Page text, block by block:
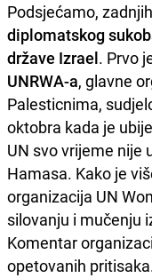
Podsjećamo,
diplomatskog
države Izrael. Prvo
UNRWA-a, glavne
Palesticnima,
oktobra kada je
UN svo vrijeme nije
Hamasa. Kako je
organizacija UN
silovanju i mučenju
Komentar
opetovanih